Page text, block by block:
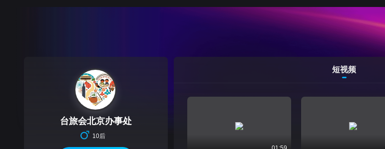
台旅会北京办事处
10后
短视频